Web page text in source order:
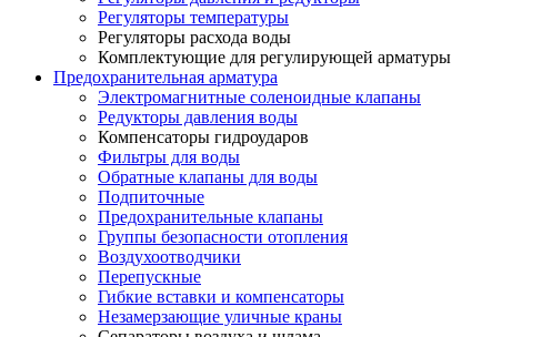
Регуляторы температуры
Регуляторы расхода воды
Комплектующие для регулирующей арматуры
Предохранительная арматура
Электромагнитные соленоидные клапаны
Редукторы давления воды
Компенсаторы гидроударов
Фильтры для воды
Обратные клапаны для воды
Подпиточные
Предохранительные клапаны
Группы безопасности отопления
Воздухоотводчики
Перепускные
Гибкие вставки и компенсаторы
Незамерзающие уличные краны